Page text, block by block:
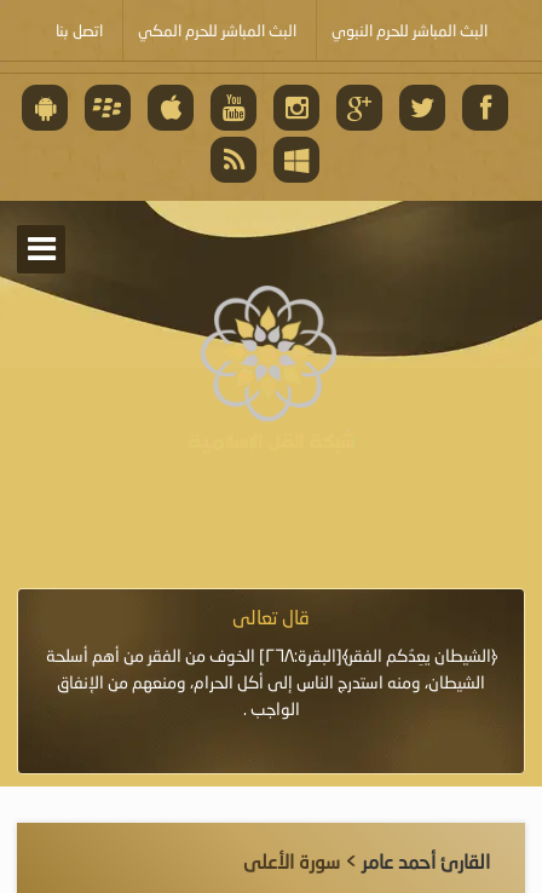
البث المباشر للحرم النبوي البث المباشر للحرم المكي اتصل بنا
قال تعالى
﴿الشيطان يعِدُكم الفقر﴾[البقرة:٢٦٨] الخوف من الفقر من أهم أسلحة
الشيطان، ومنه استدرج الناس إلى أكل الحرام، ومنعهم من الإنفاق
الواجب .
القارئ أحمد عامر > سورة الأعلى